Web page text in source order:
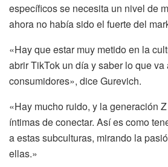
específicos se necesita un nivel de
ahora no había sido el fuerte del
«Hay que estar muy metido en la
abrir TikTok un día y saber lo que va
consumidores», dice Gurevich.
«Hay mucho ruido, y la generación
íntimas de conectar. Así es como
a estas subculturas, mirando la
ellas.»